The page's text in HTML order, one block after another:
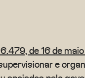
de 16 de
e